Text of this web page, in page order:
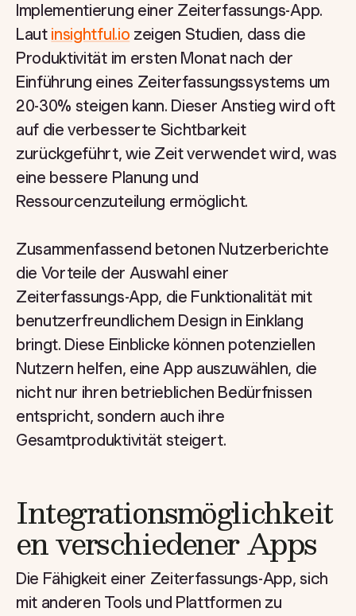
Implementierung einer Zeiterfassungs-App.
Laut insightful.io zeigen Studien, dass die
Produktivität im ersten Monat nach der
Einführung eines Zeiterfassungssystems um
20-30% steigen kann. Dieser Anstieg wird oft
auf die verbesserte Sichtbarkeit
zurückgeführt, wie Zeit verwendet wird, was
eine bessere Planung und
Ressourcenzuteilung ermöglicht.
Zusammenfassend betonen Nutzerberichte
die Vorteile der Auswahl einer
Zeiterfassungs-App, die Funktionalität mit
benutzerfreundlichem Design in Einklang
bringt. Diese Einblicke können potenziellen
Nutzern helfen, eine App auszuwählen, die
nicht nur ihren betrieblichen Bedürfnissen
entspricht, sondern auch ihre
Gesamtproduktivität steigert.
Integrationsmöglichkeit
en verschiedener Apps
Die Fähigkeit einer Zeiterfassungs-App, sich
mit anderen Tools und Plattformen zu